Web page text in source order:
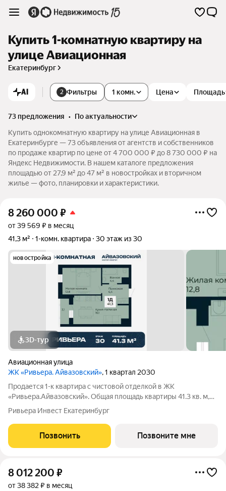
Купить 1-комнатную квартиру на
улице Авиационная
Екатеринбург
AI 2 Фильтры 1 комн. Цена Площадь
73 предложения •
по актуальности
Купить однокомнатную квартиру на улице Авиационная в
Екатеринбурге — 73 объявления от агентств и собственников
по продаже квартир по цене от 4 700 000 ₽ до 8 730 000 ₽ на
Яндекс Недвижимости. В нашем каталоге предложения
площадью от 27,9 м² до 47 м² в новостройках и вторичном
жилье — фото, планировки и характеристики.
8 260 000 ₽
от 39 569 ₽ в месяц
41,3 м²
1-комн. квартира 30 этаж из 30
новостройка
3D-тур
Авиационная улица
ЖК «Ривьера. Айвазовский», 1 квартал 2030
Продается 1-к квартира с чистовой отделкой в ЖК
«Ривьера.Айвазовский». Общая площадь квартиры 41.3 кв. м,
этаж 30 из 30. ЖК «Ривьера. Айвазовский» современный
жилой квартал в районе Центр-Юг Екатеринбурга. Проект
ориентирован на жителей, которые
Ривьера Инвест Екатеринбург
Позвонить Позвоните мне
8 012 200 ₽
от 38 382 ₽ в месяц